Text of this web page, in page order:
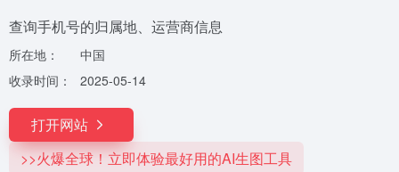
查询手机号的归属地、运营商信息
所在地：
中国
收录时间：
2025-05-14
打开网站
>>火爆全球！立即体验最好用的AI生图工具